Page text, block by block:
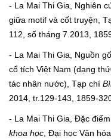
- La Mai Thi Gia, Nghiên
giữa motif và cốt truyện,
112, số tháng 7.2013,
- La Mai Thi Gia, Nguồn
cổ tích Việt Nam (dạng
tác nhân nước), Tạp chí
2014, tr.129-143, 1859-
- La Mai Thi Gia, Đặc
khoa học, Đại học Văn